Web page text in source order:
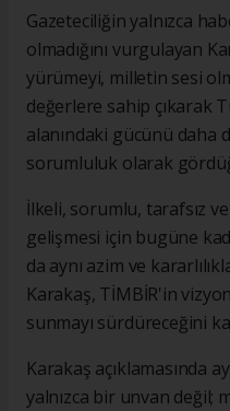
Gazeteciliğin yalnızca
olmadığını vurgulayan
yürümeyi, milletin sesi
değerlere sahip çıkarak
alanındaki gücünü daha
sorumluluk olarak
İlkeli, sorumlu, tarafsız
gelişmesi için bugüne
da aynı azim ve
Karakaş, TİMBİR'in
sunmayı sürdüreceğini
Karakaş açıklamasında
yalnızca bir unvan değil;